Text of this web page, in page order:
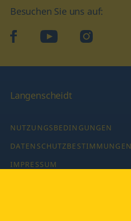
Besuchen Sie uns auf:
facebookYouTube Instagram
Langenscheidt
NUTZUNGSBEDINGUNGEN
DATENSCHUTZBESTIMMUNGEN
IMPRESSUM